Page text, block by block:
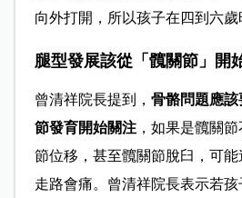
向外打開，所以孩子在四到六歲
腿型發展該從「髖關節」開
曾清祥院長提到， 骨骼問題應
節發育開始關注，如果是髖關
節位移，甚至髖關節脫臼，可能
走路會痛。曾清祥院長表示若